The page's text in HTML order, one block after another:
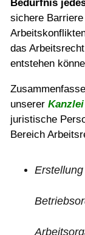
Bedürfnis
sichere
das
entstehen
unserer
juristische
Bereich